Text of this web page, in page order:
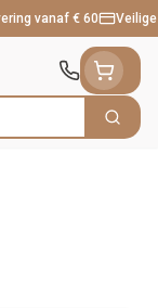
vanaf € 60
Zoek